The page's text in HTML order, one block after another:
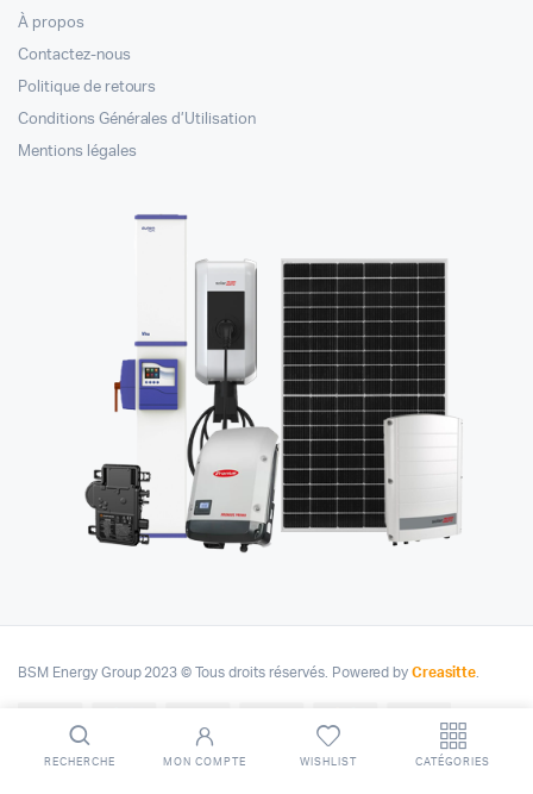
À propos
Contactez-nous
Politique de retours
Conditions Générales d’Utilisation
Mentions légales
BSM Energy Group 2023 © Tous droits réservés. Powered byCreasitte
RECHERCHE MON COMPTE WISHLIST CATÉGORIES